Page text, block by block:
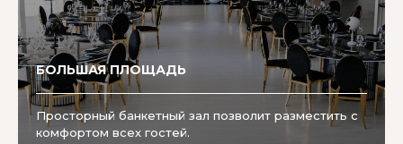
БОЛЬШАЯ ПЛОЩАДЬ
Просторный банкетный зал позволит разместить с
комфортом всех гостей.